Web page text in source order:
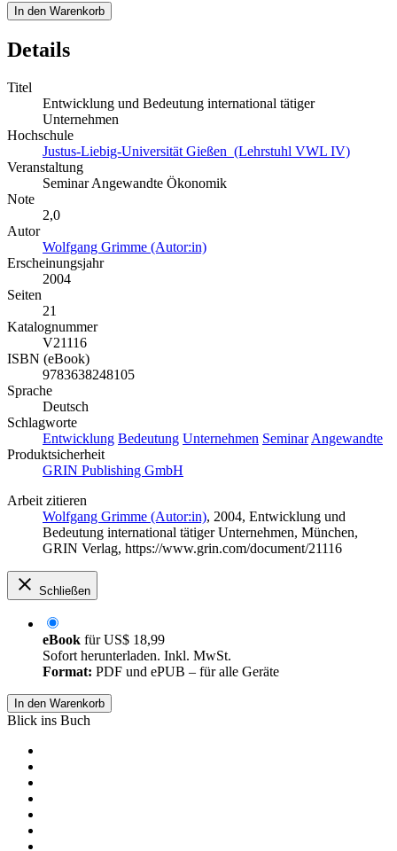
In den Warenkorb
Details
Titel
Entwicklung und Bedeutung international tätiger
Unternehmen
Hochschule
Justus-Liebig-Universität Gießen (Lehrstuhl VWL IV)
Veranstaltung
Seminar Angewandte Ökonomik
Note
2,0
Autor
Wolfgang Grimme (Autor:in)
Erscheinungsjahr
2004
Seiten
21
Katalognummer
V21116
ISBN (eBook)
9783638248105
Sprache
Deutsch
Schlagworte
Entwicklung Bedeutung Unternehmen Seminar Angewandte
Produktsicherheit
GRIN Publishing GmbH
Arbeit zitieren
Wolfgang Grimme (Autor:in), 2004, Entwicklung und
Bedeutung international tätiger Unternehmen, München,
GRIN Verlag, https://www.grin.com/document/21116
Schließen
eBook fürUS$ 18,99
Sofort herunterladen. Inkl. MwSt.
Format: PDF und ePUB – für alle Geräte
In den Warenkorb
Blick ins Buch